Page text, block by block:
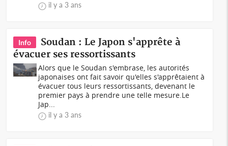
il y a 3 ans
Info
Soudan : Le Japon s'apprête à
évacuer ses ressortissants
Alors que le Soudan s'embrase, les autorités
japonaises ont fait savoir qu'elles s'apprêtaient à
évacuer tous leurs ressortissants, devenant le
premier pays à prendre une telle mesure.Le
Jap...
il y a 3 ans